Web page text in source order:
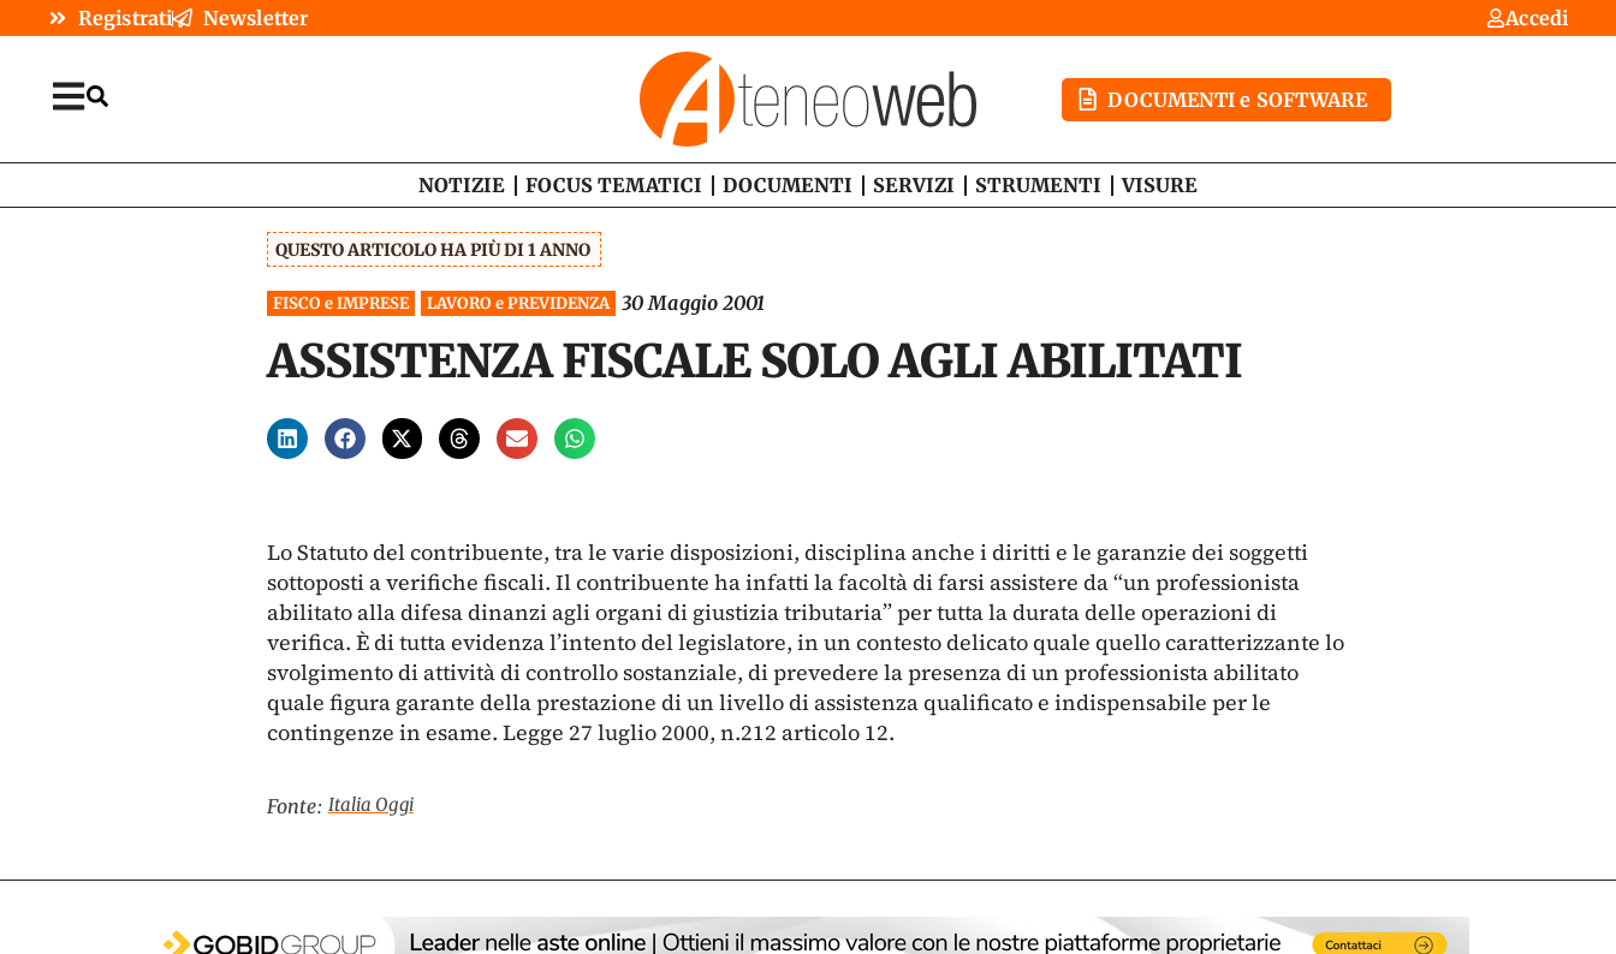
Registrati Newsletter Accedi
DOCUMENTI e SOFTWARE
NOTIZIE FOCUS TEMATICI DOCUMENTI SERVIZI STRUMENTI VISURE
QUESTO ARTICOLO HA PIÙ DI 1 ANNO
FISCO e IMPRESE LAVORO e PREVIDENZA 30 Maggio 2001
ASSISTENZA FISCALE SOLO AGLI ABILITATI
Lo Statuto del contribuente, tra le varie disposizioni, disciplina anche i diritti e le garanzie dei soggetti
sottoposti a verifiche fiscali. Il contribuente ha infatti la facoltà di farsi assistere da “un professionista
abilitato alla difesa dinanzi agli organi di giustizia tributaria” per tutta la durata delle operazioni di
verifica. È di tutta evidenza l’intento del legislatore, in un contesto delicato quale quello caratterizzante lo
svolgimento di attività di controllo sostanziale, di prevedere la presenza di un professionista abilitato
quale figura garante della prestazione di un livello di assistenza qualificato e indispensabile per le
contingenze in esame. Legge 27 luglio 2000, n.212 articolo 12.
Fonte: Italia Oggi